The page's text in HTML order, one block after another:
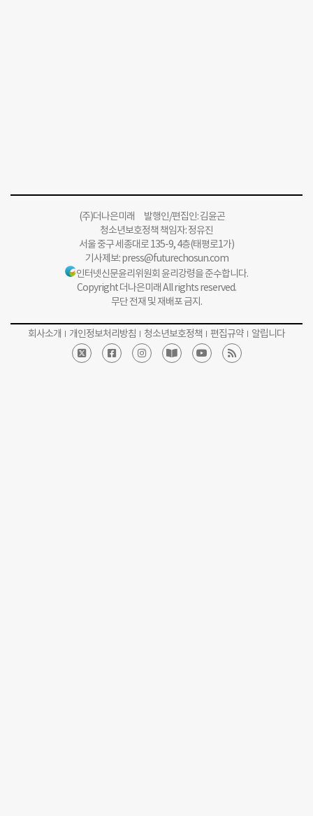
(주)더나은미래 발행인/편집인: 김윤곤
청소년보호정책 책임자: 정유진
서울 중구 세종대로 135-9, 4층(태평로1가)
기사제보:press@futurechosun.com
인터넷신문윤리위원회 윤리강령을 준수합니다.
Copyright 더나은미래 All rights reserved.
무단 전재 및 재배포 금지.
회사소개 개인정보처리방침 청소년보호정책 편집규약 알립니다